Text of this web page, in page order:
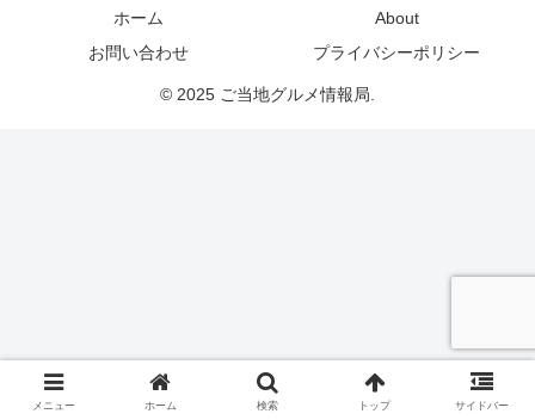
ホーム
About
お問い合わせ
プライバシーポリシー
© 2025 ご当地グルメ情報局.
メニュー ホーム 検索 トップ サイドバー